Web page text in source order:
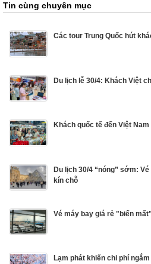
Tin cùng chuyên mục
Các tour Trung Quốc hút
Du lịch lễ 30/4: Khách Việt
Khách quốc tế đến Việt
Du lịch 30/4 “nóng” sớm:
kín chỗ
Vé máy bay giá rẻ "biến
Lạm phát khiến chi phí